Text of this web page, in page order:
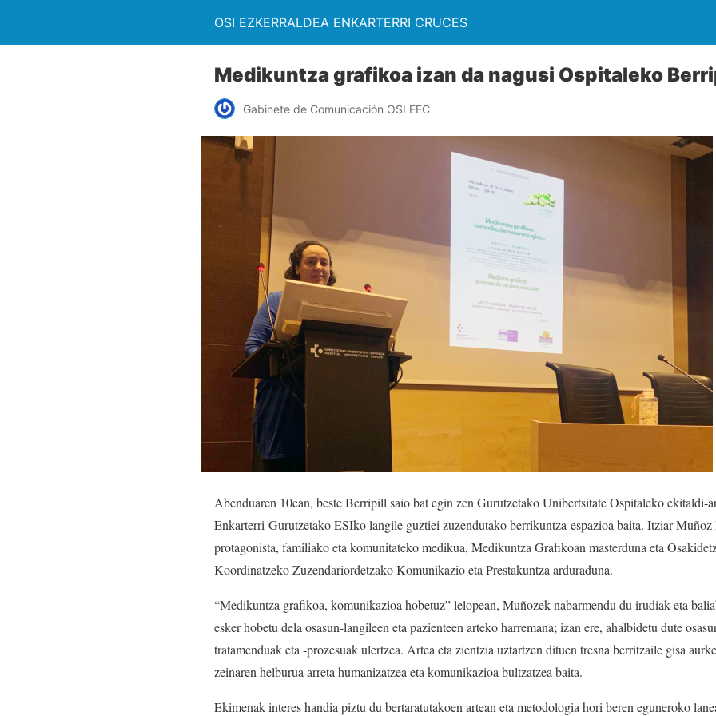
OSI EZKERRALDEA ENKARTERRI CRUCES
Medikuntza grafikoa izan da nagusi Ospitaleko
Gabinete de Comunicación OSI EEC
Abenduaren 10ean, beste Berripill saio bat egin zen Gurutzetako Unibertsitate Ospitaleko ekitaldi-
Enkarterri-Gurutzetako ESIko langile guztiei zuzendutako berrikuntza-espazioa baita. Itziar
protagonista, familiako eta komunitateko medikua, Medikuntza Grafikoan masterduna eta
Koordinatzeko Zuzendariordetzako Komunikazio eta Prestakuntza arduraduna.
“Medikuntza grafikoa, komunikazioa hobetuz” lelopean, Muñozek nabarmendu du irudiak eta
esker hobetu dela osasun-langileen eta pazienteen arteko harremana; izan ere, ahalbidetu dute
tratamenduak eta -prozesuak ulertzea. Artea eta zientzia uztartzen dituen tresna berritzaile gisa
zeinaren helburua arreta humanizatzea eta komunikazioa bultzatzea baita.
Ekimenak interes handia piztu du bertaratutakoen artean eta metodologia hori beren eguneroko